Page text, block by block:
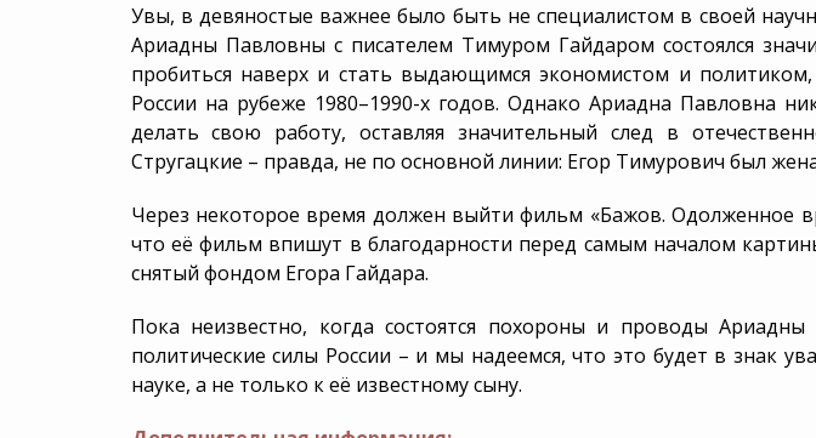
Увы, в девяностые важнее было быть не специалистом в своей
Ариадны Павловны с писателем Тимуром Гайдаром состоялся
пробиться наверх и стать выдающимся экономистом и
России на рубеже 1980–1990-х годов. Однако Ариадна Павловна
делать свою работу, оставляя значительный след в
Стругацкие – правда, не по основной линии: Егор Тимурович был
Через некоторое время должен выйти фильм «Бажов. Одолженное
что её фильм впишут в благодарности перед самым началом
снятый фондом Егора Гайдара.
Пока неизвестно, когда состоятся похороны и проводы
политические силы России – и мы надеемся, что это будет в знак
науке, а не только к её известному сыну.